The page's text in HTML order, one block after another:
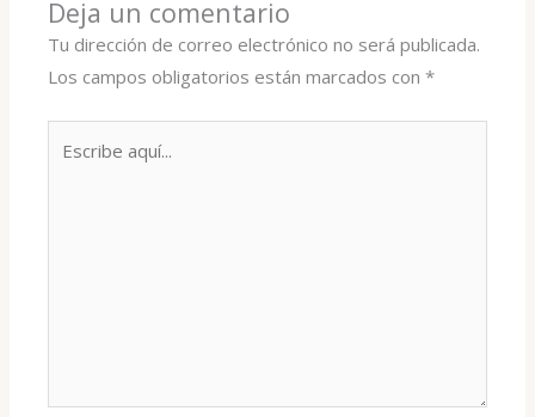
Deja un comentario
Tu dirección de correo electrónico no será publicada.
Los campos obligatorios están marcados con*